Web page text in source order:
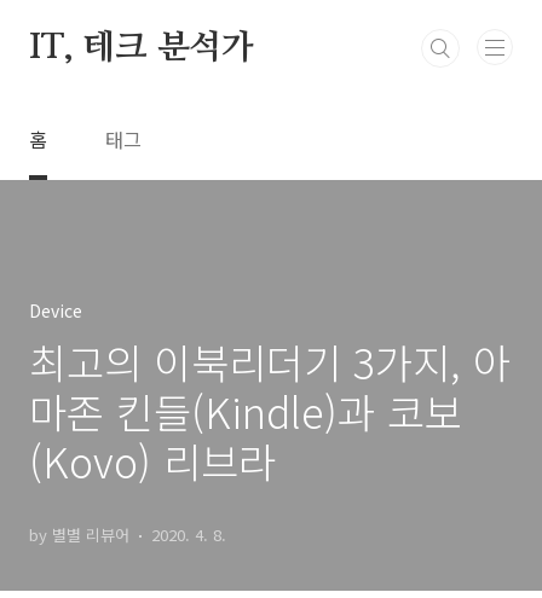
IT, 테크 분석가
홈 태그
Device
최고의 이북리더기 3가지, 아
마존 킨들(Kindle)과 코보
(Kovo) 리브라
by 별별 리뷰어 2020. 4. 8.